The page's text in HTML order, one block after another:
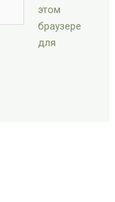
этом
браузере
для